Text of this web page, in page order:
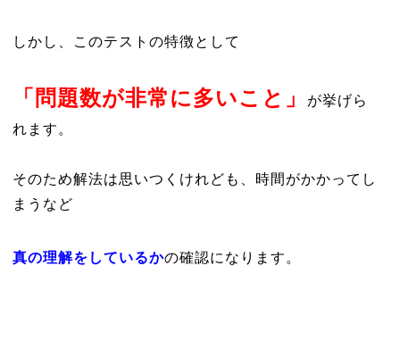
しかし、このテストの特徴として
「問題数が非常に多いこと」
が挙げら
れます。
そのため解法は思いつくけれども、時間がかかってし
まうなど
真の理解をしているかの確認になります。